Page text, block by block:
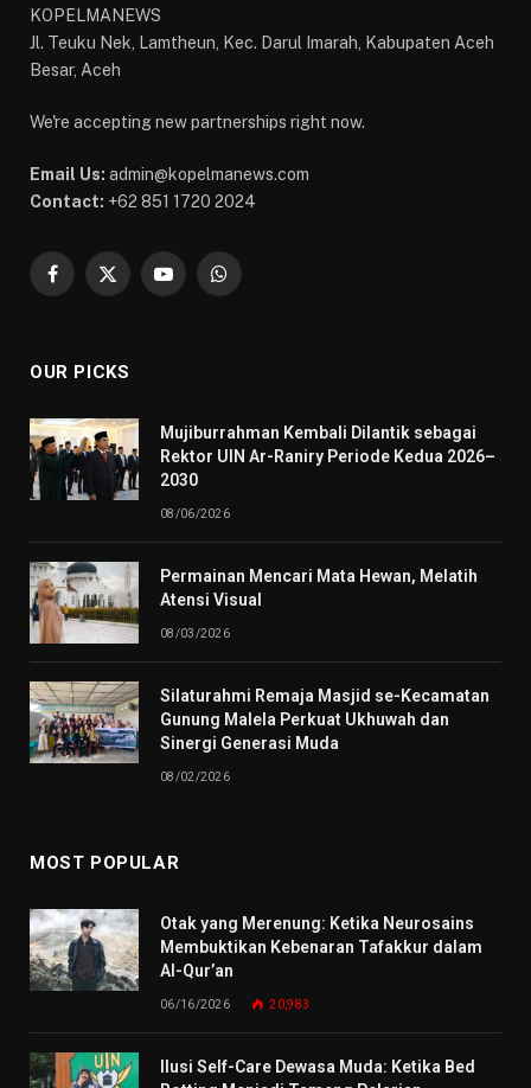
KOPELMANEWS
Jl. Teuku Nek, Lamtheun, Kec. Darul Imarah, Kabupaten Aceh
Besar, Aceh
We're accepting new partnerships right now.
Email Us: admin@kopelmanews.com
Contact: +62 851 1720 2024
Facebook
X
YouTubeWhatsApp
OUR PICKS
Mujiburrahman Kembali Dilantik sebagai
Rektor UIN Ar-Raniry Periode Kedua 2026–
2030
08/06/2026
Permainan Mencari Mata Hewan, Melatih
Atensi Visual
08/03/2026
Silaturahmi Remaja Masjid se-Kecamatan
Gunung Malela Perkuat Ukhuwah dan
Sinergi Generasi Muda
08/02/2026
MOST POPULAR
Otak yang Merenung: Ketika Neurosains
Membuktikan Kebenaran Tafakkur dalam
Al-Qur’an
06/16/2026 20,983
Ilusi Self-Care Dewasa Muda: Ketika Bed